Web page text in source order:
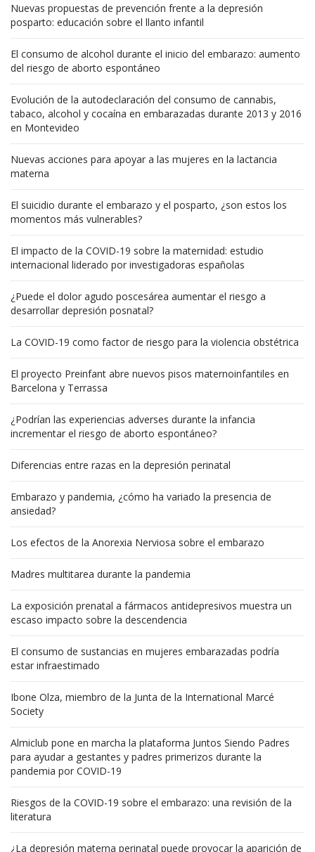
Nuevas propuestas de prevención frente a la depresión
posparto: educación sobre el llanto infantil
El consumo de alcohol durante el inicio del embarazo: aumento
del riesgo de aborto espontáneo
Evolución de la autodeclaración del consumo de cannabis,
tabaco, alcohol y cocaína en embarazadas durante 2013 y 2016
en Montevideo
Nuevas acciones para apoyar a las mujeres en la lactancia
materna
El suicidio durante el embarazo y el posparto, ¿son estos los
momentos más vulnerables?
El impacto de la COVID-19 sobre la maternidad: estudio
internacional liderado por investigadoras españolas
¿Puede el dolor agudo poscesárea aumentar el riesgo a
desarrollar depresión posnatal?
La COVID-19 como factor de riesgo para la violencia obstétrica
El proyecto Preinfant abre nuevos pisos maternoinfantiles en
Barcelona y Terrassa
¿Podrían las experiencias adverses durante la infancia
incrementar el riesgo de aborto espontáneo?
Diferencias entre razas en la depresión perinatal
Embarazo y pandemia, ¿cómo ha variado la presencia de
ansiedad?
Los efectos de la Anorexia Nerviosa sobre el embarazo
Madres multitarea durante la pandemia
La exposición prenatal a fármacos antidepresivos muestra un
escaso impacto sobre la descendencia
El consumo de sustancias en mujeres embarazadas podría
estar infraestimado
Ibone Olza, miembro de la Junta de la International Marcé
Society
Almiclub pone en marcha la plataforma Juntos Siendo Padres
para ayudar a gestantes y padres primerizos durante la
pandemia por COVID-19
Riesgos de la COVID-19 sobre el embarazo: una revisión de la
literatura
¿La depresión materna perinatal puede provocar la aparición de